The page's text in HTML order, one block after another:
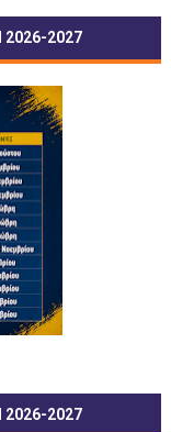
2026-2027
2026-2027